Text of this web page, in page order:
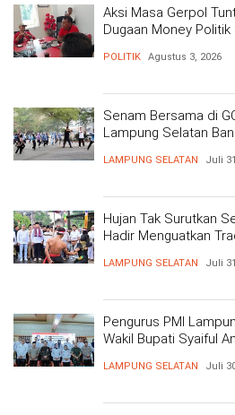
Aksi Masa Gerpol
Dugaan Money Politik
POLITIK Agustus 3, 2026
Senam Bersama di
Lampung Selatan
LAMPUNG SELATAN Juli
Hujan Tak Surutkan
Hadir Menguatkan
LAMPUNG SELATAN Juli
Pengurus PMI
Wakil Bupati Syaiful
LAMPUNG SELATAN Juli